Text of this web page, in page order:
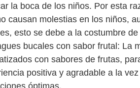
la boca de los niños. Por esta
causan molestias en los niños,
esto se debe a la costumbre
bucales con sabor frutal: La
con sabores de frutas,
positiva y agradable a la
óptimas.